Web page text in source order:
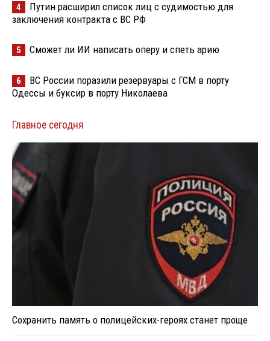
4
Путин расширил список лиц с судимостью для
заключения контракта с ВС РФ
5 Сможет ли ИИ написать оперу и спеть арию
6
ВС России поразили резервуары с ГСМ в порту
Одессы и буксир в порту Николаева
Главное сегодня
Сохранить память о полицейских-героях станет проще